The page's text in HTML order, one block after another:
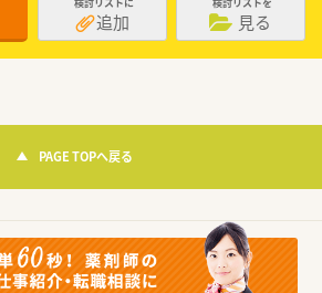
追加 見る
PAGE TOPへ戻る